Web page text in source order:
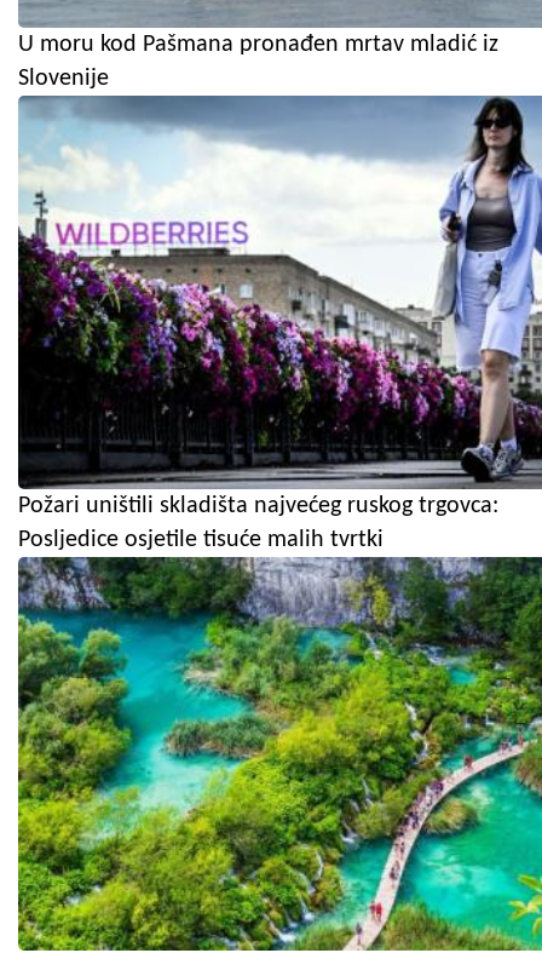
U moru kod Pašmana pronađen mrtav mladić iz
Slovenije
Požari uništili skladišta najvećeg ruskog trgovca:
Posljedice osjetile tisuće malih tvrtki